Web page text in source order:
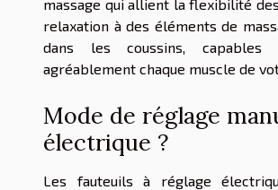
massage qui allient la flexibilité
relaxation à des éléments de
dans les coussins, capables
agréablement chaque muscle de
Mode de réglage
électrique ?
Les fauteuils à réglage